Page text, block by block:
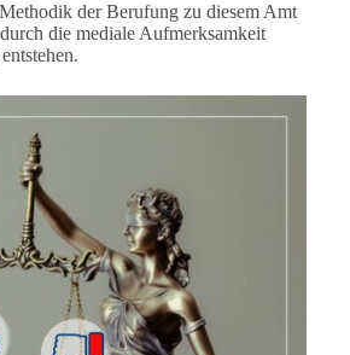
der Berufung zu diesem Amt
die mediale Aufmerksamkeit